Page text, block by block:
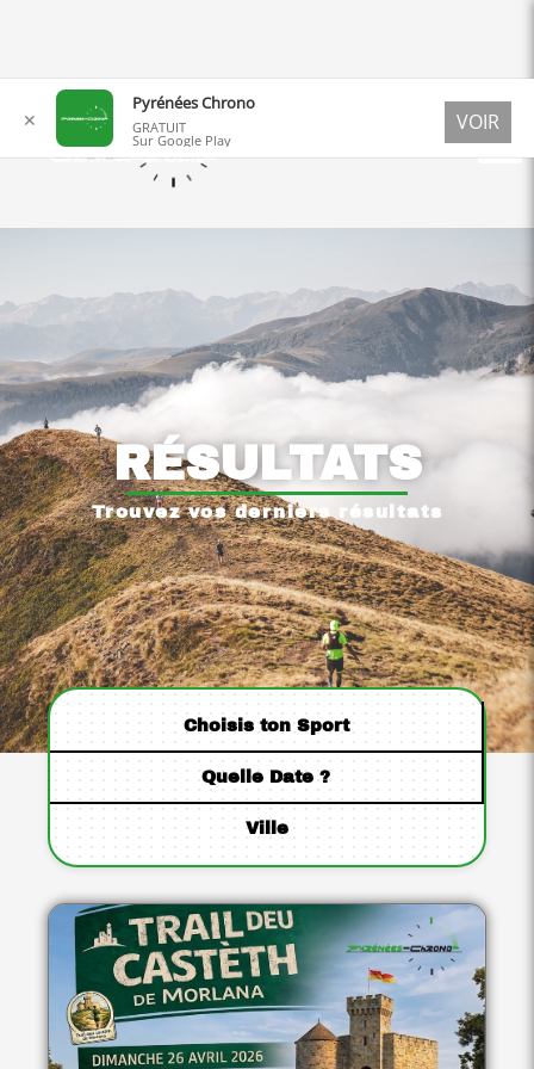
contenu
RÉSULTATS
Trouvez vos derniers résultats
Choisis ton Sport
Quelle Date ?
Ville
S
i
✕
Pyrénées Chrono
GRATUIT
Sur Google Play
VOIR